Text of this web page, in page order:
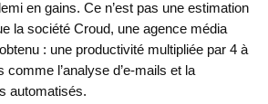
en gains. Ce n’est pas une estimation
la société Croud, une agence média
: une productivité multipliée par 4 à
l’analyse d’e-mails et la
automatisés.